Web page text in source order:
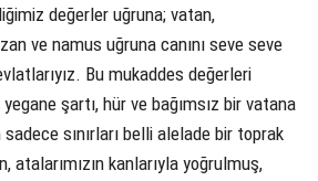
değerler uğruna; vatan,
ve namus uğruna canını seve seve
Bu mukaddes değerleri
şartı, hür ve bağımsız bir vatana
sınırları belli alelade bir toprak
atalarımızın kanlarıyla yoğrulmuş,